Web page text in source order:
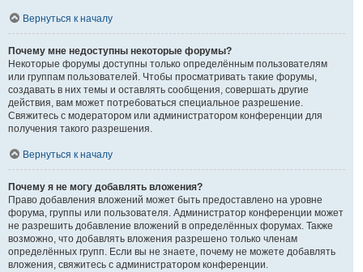
Вернуться к началу
Почему мне недоступны некоторые форумы?
Некоторые форумы доступны только определённым пользователям
или группам пользователей. Чтобы просматривать такие форумы,
создавать в них темы и оставлять сообщения, совершать другие
действия, вам может потребоваться специальное разрешение.
Свяжитесь с модератором или администратором конференции для
получения такого разрешения.
Вернуться к началу
Почему я не могу добавлять вложения?
Право добавления вложений может быть предоставлено на уровне
форума, группы или пользователя. Администратор конференции может
не разрешить добавление вложений в определённых форумах. Также
возможно, что добавлять вложения разрешено только членам
определённых групп. Если вы не знаете, почему не можете добавлять
вложения, свяжитесь с администратором конференции.